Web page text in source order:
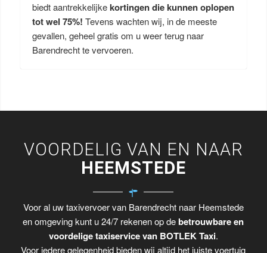
biedt aantrekkelijkekortingen die kunnen oplopen
tot wel 75%! Tevens wachten wij, in de meeste
gevallen, geheel gratis om u weer terug naar
Barendrecht te vervoeren.
VOORDELIG VAN EN NAAR
HEEMSTEDE
Voor al uw taxivervoer van Barendrecht naar Heemstede
en omgeving kunt u 24/7 rekenen op debetrouwbare en
voordelige taxiservice van BOTLEK Taxi.
Voor iedere gelegenheid bieden wij altijd het juiste voertuig